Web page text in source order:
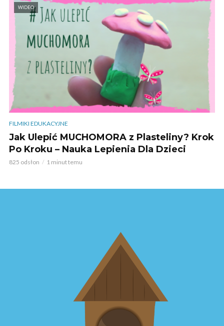
WIDEO
FILMIKI EDUKACYJNE
Jak Ulepić MUCHOMORA z Plasteliny? Krok
Po Kroku – Nauka Lepienia Dla Dzieci
825 odsłon 1 minut temu